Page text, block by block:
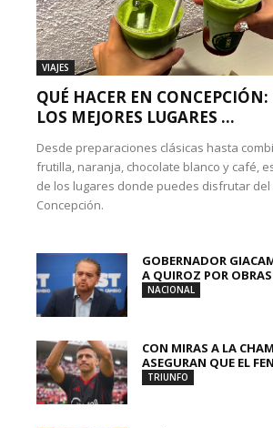
VIAJES
QUÉ HACER EN CONCEPCIÓN:
LOS MEJORES LUGARES ...
Desde preparaciones clásicas hasta
frutilla, naranja, chocolate blanco y café,
de los lugares donde puedes disfrutar del
Concepción.
GOBERNADOR
A QUIROZ POR
NACIONAL
CON MIRAS A LA
ASEGURAN QUE EL
TRIUNFO